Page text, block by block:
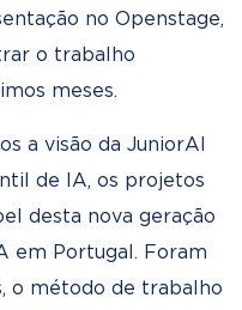
no Openstage,
o trabalho
meses.
a visão da JuniorAI
de IA, os projetos
desta nova geração
em Portugal. Foram
o método de trabalho